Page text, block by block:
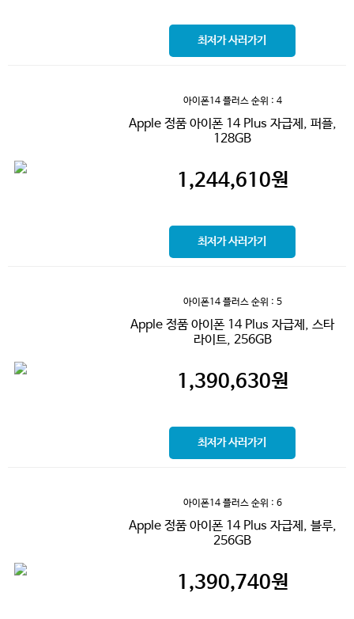
최저가 사러가기
아이폰14 플러스순위 : 4
Apple 정품 아이폰 14 Plus 자급제, 퍼플,
128GB
1,244,610원
최저가 사러가기
아이폰14 플러스순위 : 5
Apple 정품 아이폰 14 Plus 자급제, 스타
라이트, 256GB
1,390,630원
최저가 사러가기
아이폰14 플러스순위 : 6
Apple 정품 아이폰 14 Plus 자급제, 블루,
256GB
1,390,740원